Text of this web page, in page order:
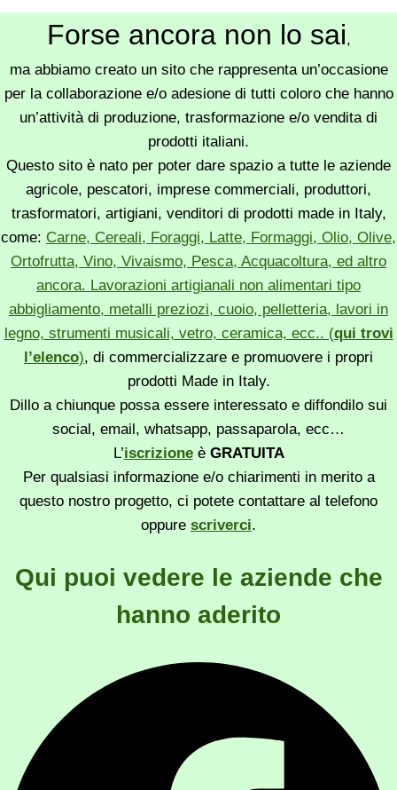
Forse ancora non lo sai,
ma abbiamo creato un sito che rappresenta un’occasione
per la collaborazione e/o adesione di tutti coloro che hanno
un’attività di produzione, trasformazione e/o vendita di
prodotti italiani.
Questo sito è nato per poter dare spazio a tutte le aziende
agricole, pescatori, imprese commerciali, produttori,
trasformatori, artigiani, venditori di prodotti made in Italy,
come: Carne, Cereali, Foraggi, Latte, Formaggi, Olio, Olive,
Ortofrutta, Vino, Vivaismo, Pesca, Acquacoltura, ed altro
ancora. Lavorazioni artigianali non alimentari tipo
abbigliamento, metalli preziozi, cuoio, pelletteria, lavori in
legno, strumenti musicali, vetro, ceramica, ecc.. (qui trovi
l’elenco), di commercializzare e promuovere i propri
prodotti Made in Italy.
Dillo a chiunque possa essere interessato e diffondilo sui
social, email, whatsapp, passaparola, ecc…
L’iscrizioneè GRATUITA
Per qualsiasi informazione e/o chiarimenti in merito a
questo nostro progetto, ci potete contattare al telefono
oppure scriverci.
Qui puoi vedere le aziende che
hanno aderito